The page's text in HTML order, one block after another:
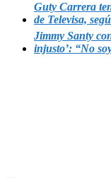
Guty Carrera
de Televisa,
Jimmy Santy
injusto’: “No